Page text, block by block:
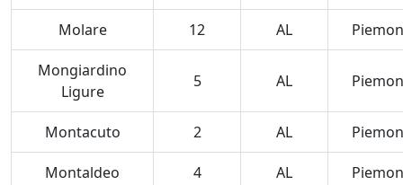
Molare 12 AL
Mongiardino
Ligure
5 AL
Montacuto 2 AL
Montaldeo 4 AL